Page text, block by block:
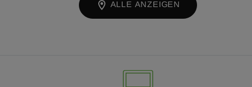
ALLE ANZEIGEN